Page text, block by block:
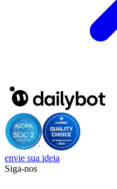
envie sua ideia
Siga-nos